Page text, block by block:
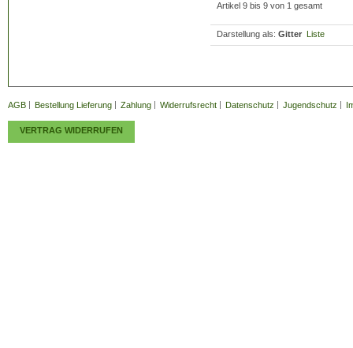
Artikel 9 bis 9 von 1 gesamt
Darstellung als: Gitter Liste
AGB Bestellung Lieferung Zahlung Widerrufsrecht Datenschutz Jugendschutz
VERTRAG WIDERRUFEN